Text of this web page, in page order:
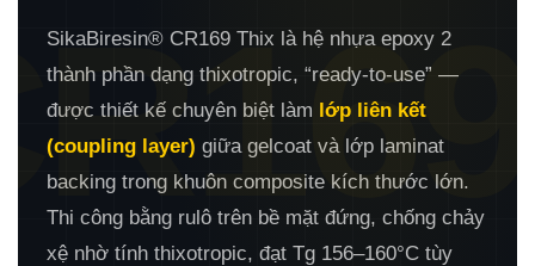
SikaBiresin® CR169 Thix là hệ nhựa epoxy 2
thành phần dạng thixotropic, “ready-to-use” —
được thiết kế chuyên biệt làm lớp liên kết
(coupling layer) giữa gelcoat và lớp laminat
backing trong khuôn composite kích thước lớn.
Thi công bằng rulô trên bề mặt đứng, chống chảy
xệ nhờ tính thixotropic, đạt Tg 156–160°C tùy